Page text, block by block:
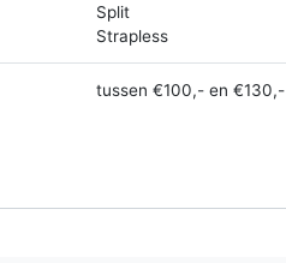
Split
Strapless
tussen €100,- en €130,-